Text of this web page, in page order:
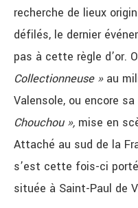
recherche de lieux
défilés, le dernier
pas à cette règle d’or.
Collectionneuse »au
Valensole, ou encore
Chouchou », mise en
Attaché au sud de la
s’est cette fois-ci
située à Saint-Paul de